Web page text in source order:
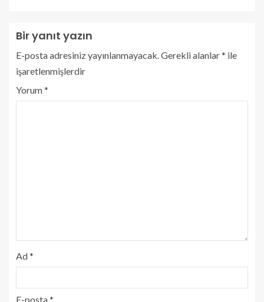
Bir yanıt yazın
E-posta adresiniz yayınlanmayacak. Gerekli alanlar* ile
işaretlenmişlerdir
Yorum*
Ad*
E-posta*